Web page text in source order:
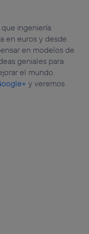
ingeniería
en euros y desde
en modelos de
geniales para
el mundo.
y veremos